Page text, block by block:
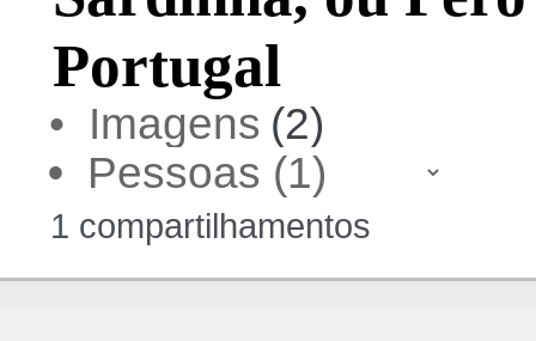
Portugal
• Imagens(2)
•
1 compartilhamentos